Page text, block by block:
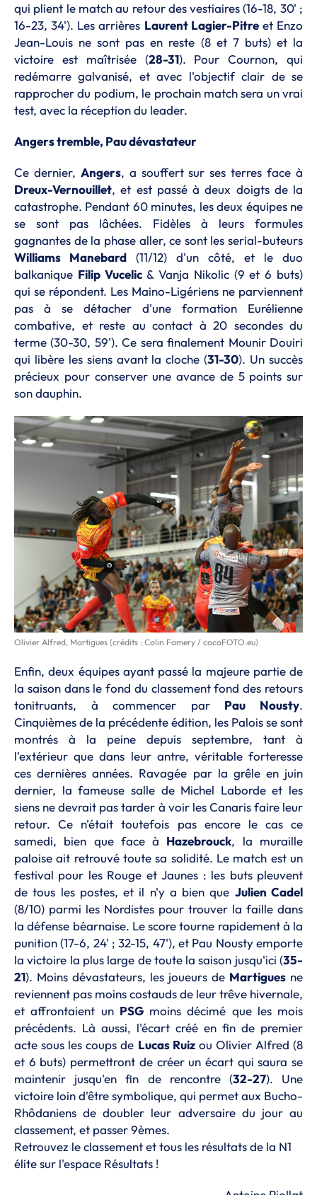
qui plient le match au retour des vestiaires (16-18, 30' ;
16-23, 34'). Les arrières Laurent Lagier-Pitreet Enzo
Jean-Louis ne sont pas en reste (8 et 7 buts) et la
victoire est maîtrisée (28-31). Pour Cournon, qui
redémarre galvanisé, et avec l'objectif clair de se
rapprocher du podium, le prochain match sera un vrai
test, avec la réception du leader.
Angers tremble, Pau dévastateur
Ce dernier, Angers, a souffert sur ses terres face à
Dreux-Vernouillet, et est passé à deux doigts de la
catastrophe. Pendant 60 minutes, les deux équipes ne
se sont pas lâchées. Fidèles à leurs formules
gagnantes de la phase aller, ce sont les serial-buteurs
Williams Manebard (11/12) d'un côté, et le duo
balkanique Filip Vucelic& Vanja Nikolic (9 et 6 buts)
qui se répondent. Les Maino-Ligériens ne parviennent
pas à se détacher d'une formation Eurélienne
combative, et reste au contact à 20 secondes du
terme (30-30, 59'). Ce sera finalement Mounir Douiri
qui libère les siens avant la cloche (31-30). Un succès
précieux pour conserver une avance de 5 points sur
son dauphin.
Olivier Alfred, Martigues (crédits : Colin Famery / cocoFOTO.eu)
Enfin, deux équipes ayant passé la majeure partie de
la saison dans le fond du classement fond des retours
tonitruants, à commencer par Pau Nousty.
Cinquièmes de la précédente édition, les Palois se sont
montrés à la peine depuis septembre, tant à
l'extérieur que dans leur antre, véritable forteresse
ces dernières années. Ravagée par la grêle en juin
dernier, la fameuse salle de Michel Laborde et les
siens ne devrait pas tarder à voir les Canaris faire leur
retour. Ce n'était toutefois pas encore le cas ce
samedi, bien que face à Hazebrouck, la muraille
paloise ait retrouvé toute sa solidité. Le match est un
festival pour les Rouge et Jaunes : les buts pleuvent
de tous les postes, et il n'y a bien que Julien Cadel
(8/10) parmi les Nordistes pour trouver la faille dans
la défense béarnaise. Le score tourne rapidement à la
punition (17-6, 24' ; 32-15, 47'), et Pau Nousty emporte
la victoire la plus large de toute la saison jusqu'ici (35-
21). Moins dévastateurs, les joueurs de Martigues ne
reviennent pas moins costauds de leur trêve hivernale,
et affrontaient un PSGmoins décimé que les mois
précédents. Là aussi, l'écart créé en fin de premier
acte sous les coups de Lucas Ruizou Olivier Alfred (8
et 6 buts) permettront de créer un écart qui saura se
maintenir jusqu'en fin de rencontre (32-27). Une
victoire loin d'être symbolique, qui permet aux Bucho-
Rhôdaniens de doubler leur adversaire du jour au
classement, et passer 9èmes.
Retrouvez le classement et tous les résultats de la N1
élite sur l'espace Résultats !